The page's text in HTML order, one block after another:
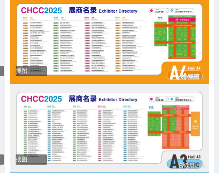
搜图
搜图